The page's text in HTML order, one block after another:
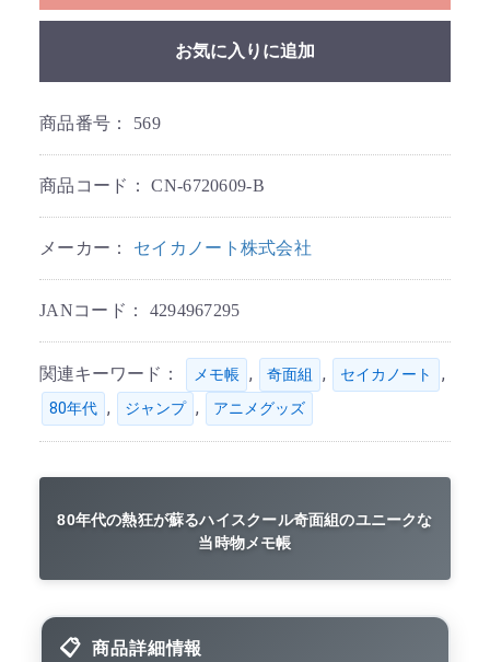
お気に入りに追加
商品番号： 569
商品コード：CN-6720609-B
メーカー： セイカノート株式会社
JANコード： 4294967295
関連キーワード： メモ帳 , 奇面組 , セイカノート ,
80年代 , ジャンプ , アニメグッズ
80年代の熱狂が蘇るハイスクール奇面組のユニークな
当時物メモ帳
商品詳細情報